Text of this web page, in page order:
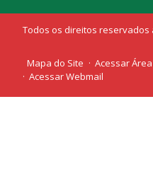
Todos os direitos reservados
Mapa do Site
Acessar
Acessar Webmail